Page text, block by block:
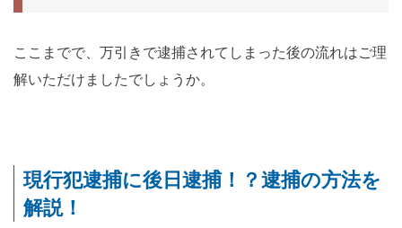
ここまでで、万引きで逮捕されてしまった後の流れはご理
解いただけましたでしょうか。
現行犯逮捕に後日逮捕！？逮捕の方法を
解説！